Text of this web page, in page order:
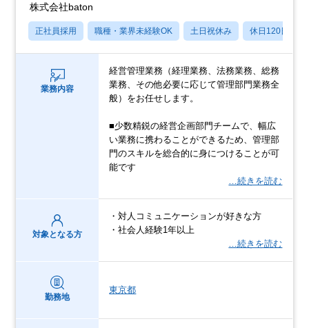
株式会社baton
正社員採用 職種・業界未経験OK 土日祝休み 休日120日以上
業務内容
経営管理業務（経理業務、法務業務、総務
業務、その他必要に応じて管理部門業務全
般）をお任せします。
■少数精鋭の経営企画部門チームで、幅広
い業務に携わることができるため、管理部
門のスキルを総合的に身につけることが可
能です
…続きを読む
対象となる方
・対人コミュニケーションが好きな方
・社会人経験1年以上
…続きを読む
勤務地
東京都